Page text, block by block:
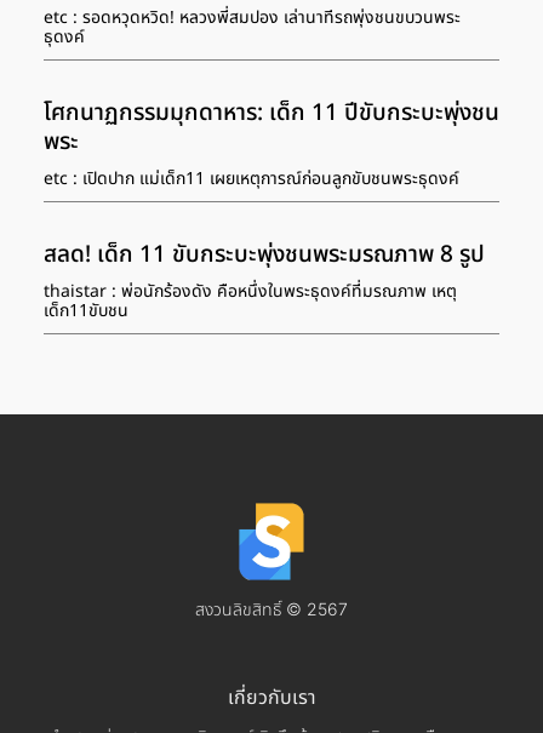
etc : รอดหวุดหวิด! หลวงพี่สมปอง เล่านาทีรถพุ่งชนขบวนพระ
ธุดงค์
โศกนาฏกรรมมุกดาหาร: เด็ก 11 ปีขับกระบะพุ่งชน
พระ
etc : เปิดปาก แม่เด็ก11 เผยเหตุการณ์ก่อนลูกขับชนพระธุดงค์
สลด! เด็ก 11 ขับกระบะพุ่งชนพระมรณภาพ 8 รูป
thaistar : พ่อนักร้องดัง คือหนึ่งในพระธุดงค์ที่มรณภาพ เหตุ
เด็ก11ขับชน
สงวนลิขสิทธิ์ © 2567
เกี่ยวกับเรา